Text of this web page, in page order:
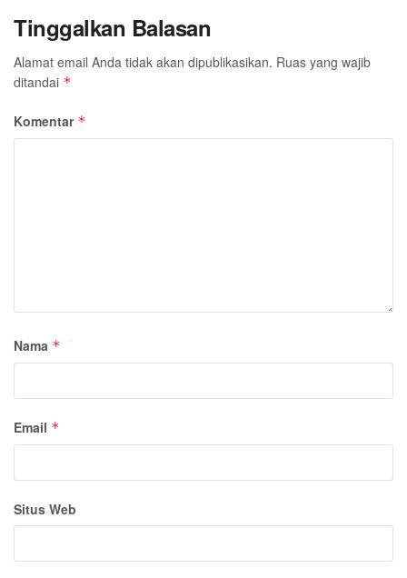
Tinggalkan Balasan
Alamat email Anda tidak akan dipublikasikan. Ruas yang wajib
ditandai *
Komentar *
Nama *
Email *
Situs Web